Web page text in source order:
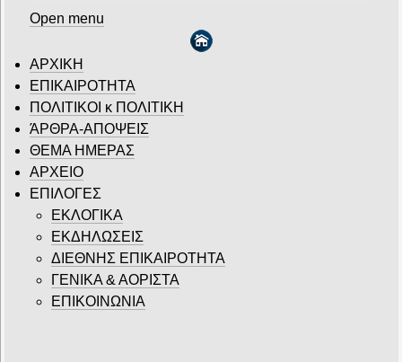
Open menu
ΑΡΧΙΚΗ
ΕΠΙΚΑΙΡΟΤΗΤΑ
ΠΟΛΙΤΙΚΟΙ κ ΠΟΛΙΤΙΚΗ
ΆΡΘΡΑ-ΑΠΟΨΕΙΣ
ΘΕΜΑ ΗΜΕΡΑΣ
ΑΡΧΕΙΟ
ΕΠΙΛΟΓΕΣ
ΕΚΛΟΓΙΚΑ
ΕΚΔΗΛΩΣΕΙΣ
ΔΙΕΘΝΗΣ ΕΠΙΚΑΙΡΟΤΗΤΑ
ΓΕΝΙΚΑ & ΑΟΡΙΣΤΑ
ΕΠΙΚΟΙΝΩΝΙΑ